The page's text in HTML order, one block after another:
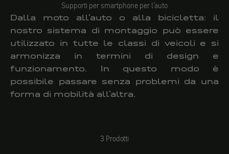
Supporti per smartphone per l'auto
Dalla moto all'auto o alla bicicletta: il
nostro sistema di montaggio può essere
utilizzato in tutte le classi di veicoli e si
armonizza in termini di design e
funzionamento. In questo modo è
possibile passare senza problemi da una
forma di mobilità all'altra.
3 Prodotti